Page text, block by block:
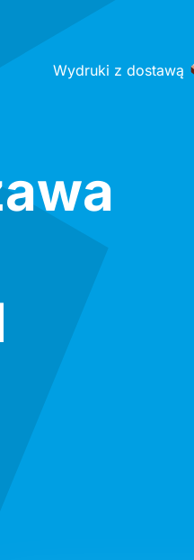
Wydruki z dostawą